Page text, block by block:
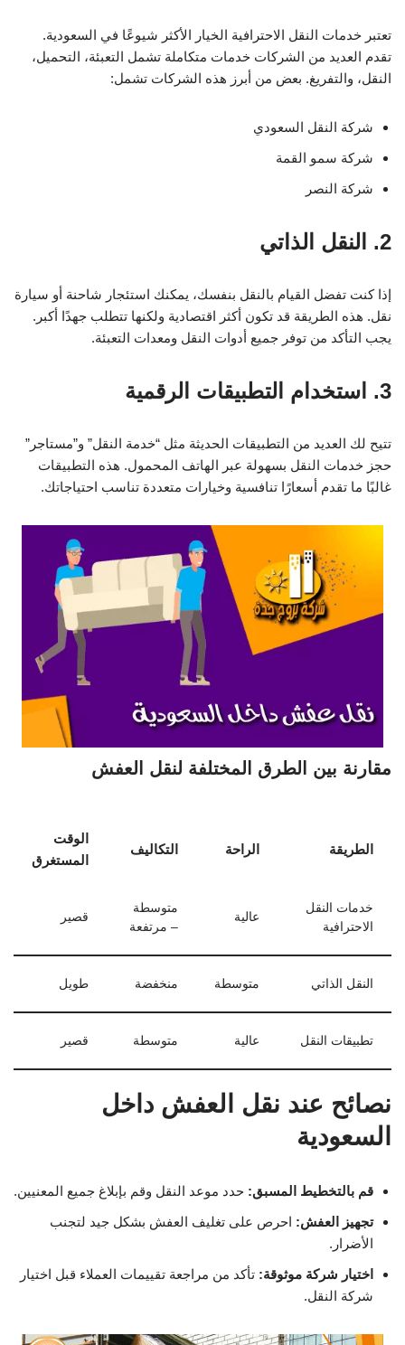
تعتبر خدمات النقل الاحترافية الخيار الأكثر شيوعًا في السعودية.
تقدم العديد من الشركات خدمات متكاملة تشمل التعبئة، التحميل،
النقل، والتفريغ. بعض من أبرز هذه الشركات تشمل:
شركة النقل السعودي
شركة سمو القمة
شركة النصر
2. النقل الذاتي
إذا كنت تفضل القيام بالنقل بنفسك، يمكنك استئجار شاحنة أو سيارة
نقل. هذه الطريقة قد تكون أكثر اقتصادية ولكنها تتطلب جهدًا أكبر.
يجب التأكد من توفر جميع أدوات النقل ومعدات التعبئة.
3. استخدام التطبيقات الرقمية
تتيح لك العديد من التطبيقات الحديثة مثل “خدمة النقل” و”مستاجر”
حجز خدمات النقل بسهولة عبر الهاتف المحمول. هذه التطبيقات
غالبًا ما تقدم أسعارًا تنافسية وخيارات متعددة تناسب احتياجاتك.
مقارنة بين الطرق المختلفة لنقل العفش
الطريقة الراحة التكاليف
الوقت
المستغرق
خدمات النقل
الاحترافية
عالية
متوسطة
– مرتفعة
قصير
النقل الذاتي متوسطة منخفضة طويل
تطبيقات النقل عالية متوسطة قصير
نصائح عند نقل العفش داخل
السعودية
قم بالتخطيط المسبق: حدد موعد النقل وقم بإبلاغ جميع المعنيين.
تجهيز العفش: احرص على تغليف العفش بشكل جيد لتجنب
الأضرار.
اختيار شركة موثوقة: تأكد من مراجعة تقييمات العملاء قبل اختيار
شركة النقل.